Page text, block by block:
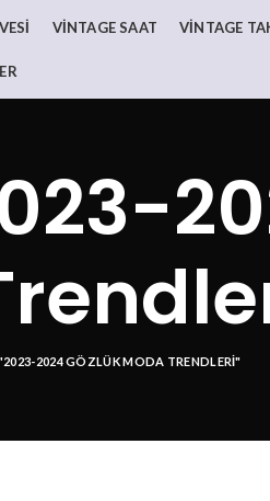
VINTAGE SAAT VINTAGE
2024 GÖZLÜK MODA TRENDLERI"